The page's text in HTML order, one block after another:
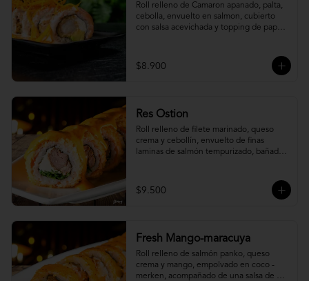
Roll relleno de Camaron apanado, palta,
cebolla, envuelto en salmon, cubierto
con salsa acevichada y topping de papa
$8.900
Res Ostion
Roll relleno de filete marinado, queso
crema y cebollín, envuelto de finas
laminas de salmón tempurizado, bañada
$9.500
Fresh Mango-maracuya
Roll relleno de salmón panko, queso
crema y mango, empolvado en coco -
merken, acompañado de una salsa de